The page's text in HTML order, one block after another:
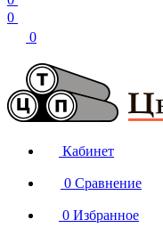
0
0
Кабинет
0 Сравнение
0 Избранное